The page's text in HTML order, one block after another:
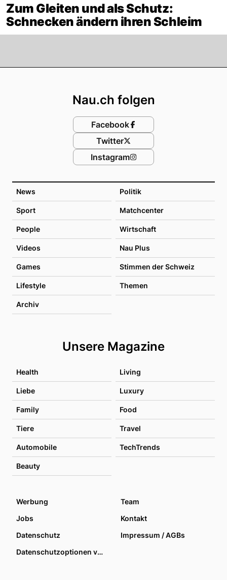
Zum Gleiten und als Schutz:
Schnecken ändern ihren Schleim
News Politik
Sport Matchcenter
People Wirtschaft
Videos Nau Plus
Games Stimmen der Schweiz
Lifestyle Themen
Archiv
Unsere Magazine
Health Living
Liebe Luxury
Family Food
Tiere Travel
Automobile TechTrends
Beauty
Nau.ch folgen
Facebook
Twitter
Instagram
Werbung
Team
Jobs
Kontakt
Datenschutz
Impressum / AGBs
Datenschutzoptionen verwalten